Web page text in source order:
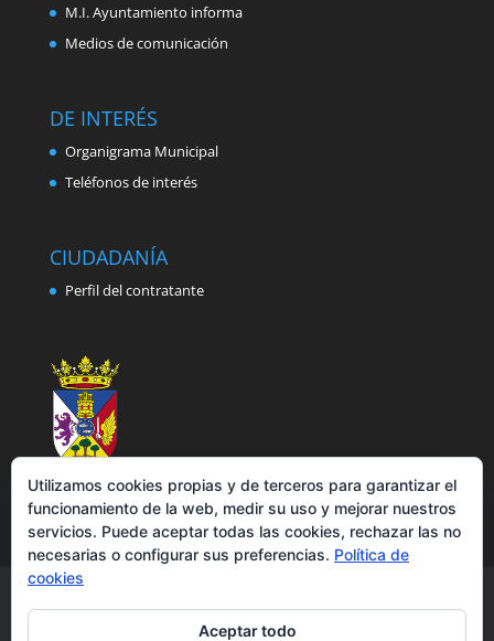
M.I. Ayuntamiento informa
Medios de comunicación
DE INTERÉS
Organigrama Municipal
Teléfonos de interés
CIUDADANÍA
Perfil del contratante
Política de cookies
Accesibilidad
Utilizamos cookies propias y de terceros para garantizar el
funcionamiento de la web, medir su uso y mejorar nuestros
servicios. Puede aceptar todas las cookies, rechazar las no
necesarias o configurar sus preferencias. Política de
cookies
Aceptar todo